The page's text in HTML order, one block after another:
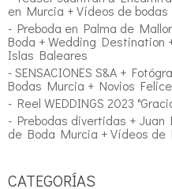
en Murcia + Vídeos de
- Preboda en Palma de
Boda + Wedding
Islas Baleares
- SENSACIONES S&A +
Bodas Murcia + Novios
- Reel WEDDINGS 2023
- Prebodas divertidas + Juan
de Boda Murcia + Vídeos de
CATEGORÍAS